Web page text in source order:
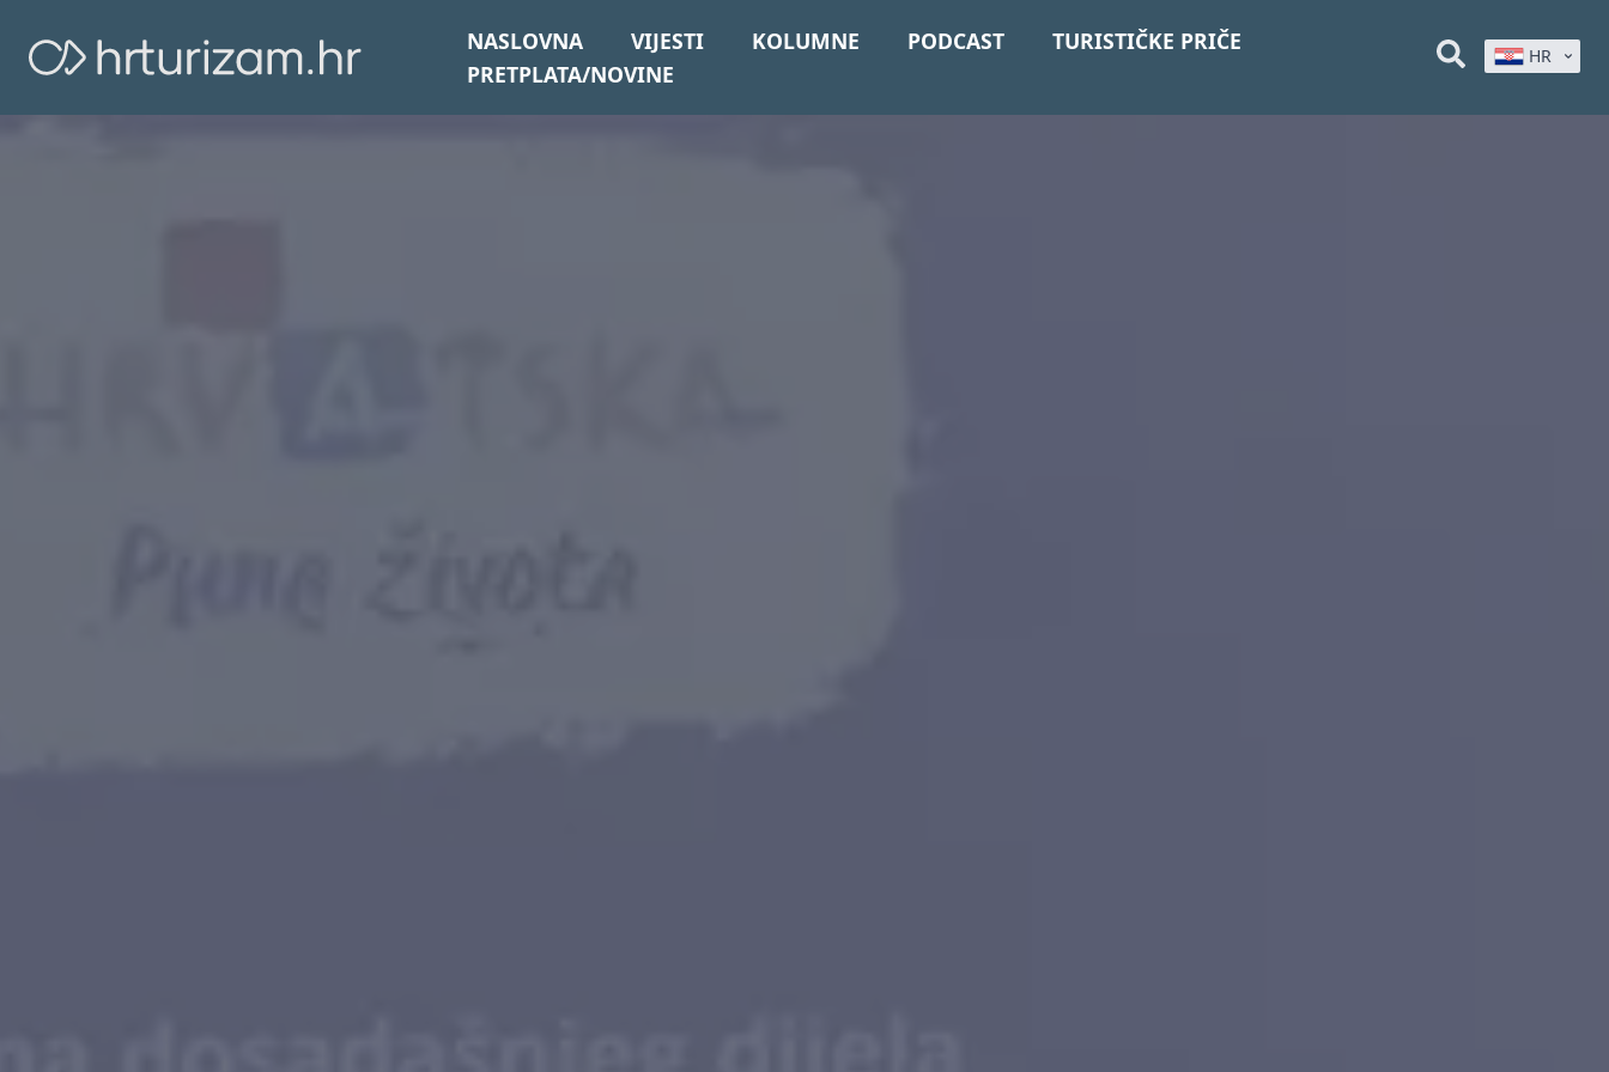
NASLOVNA VIJESTI KOLUMNE PODCAST
TURISTIČKE PRIČE
PRETPLATA/NOVINE
HR